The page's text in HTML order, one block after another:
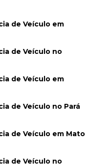
de Veículo em
de Veículo no
de Veículo em
de Veículo no Pará
de Veículo em Mato
de Veículo no